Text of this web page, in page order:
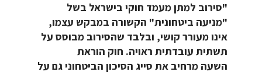
"סירוב למתן מעמד חוקי בישראל בשל
"מניעה ביטחונית" הקשורה במבקש עצמו,
אינו מעורר קושי, ובלבד שהסירוב מבוסס על
תשתית עובדתית ראויה. חוק הוראת
השעה מרחיב את סייג הסיכון הביטחוני גם על